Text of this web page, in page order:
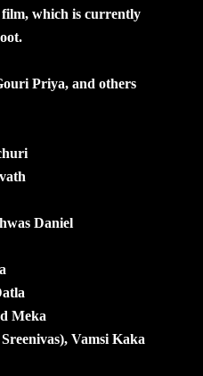
film, which is currently
Priya, and others
Daniel
Meka
Vamsi Kaka